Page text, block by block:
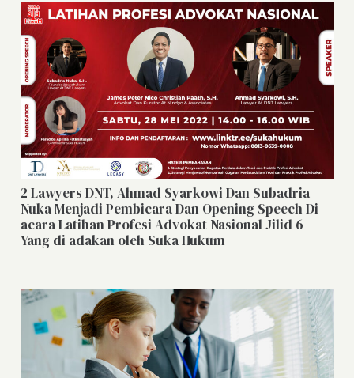
2 Lawyers DNT, Ahmad Syarkowi Dan Subadria
Nuka Menjadi Pembicara Dan Opening Speech Di
acara Latihan Profesi Advokat Nasional Jilid 6
Yang di adakan oleh Suka Hukum